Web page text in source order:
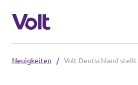
Neuigkeiten /